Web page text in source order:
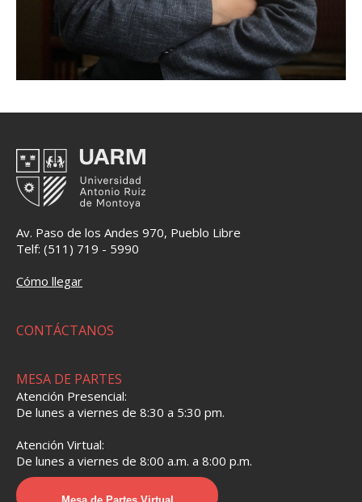
Av. Paso de los Andes 970, Pueblo Libre
Telf: (511) 719 - 5990
Cómo llegar
CONTÁCTANOS
MESA DE PARTES
Atención Presencial:
De lunes a viernes de 8:30 a 5:30 pm.
Atención Virtual:
De lunes a viernes de 8:00 a.m. a 8:00 p.m.